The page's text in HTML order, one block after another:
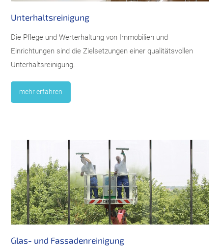
Unterhaltsreinigung
Die Pflege und Werterhaltung von Immobilien und
Einrichtungen sind die Zielsetzungen einer qualitätsvollen
Unterhaltsreinigung.
mehr erfahren
Glas- und Fassadenreinigung